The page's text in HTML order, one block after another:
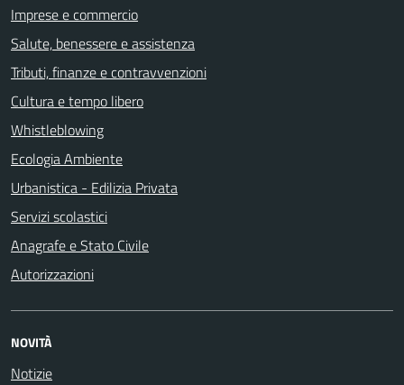
Imprese e commercio
Salute, benessere e assistenza
Tributi, finanze e contravvenzioni
Cultura e tempo libero
Whistleblowing
Ecologia Ambiente
Urbanistica - Edilizia Privata
Servizi scolastici
Anagrafe e Stato Civile
Autorizzazioni
NOVITÀ
Notizie